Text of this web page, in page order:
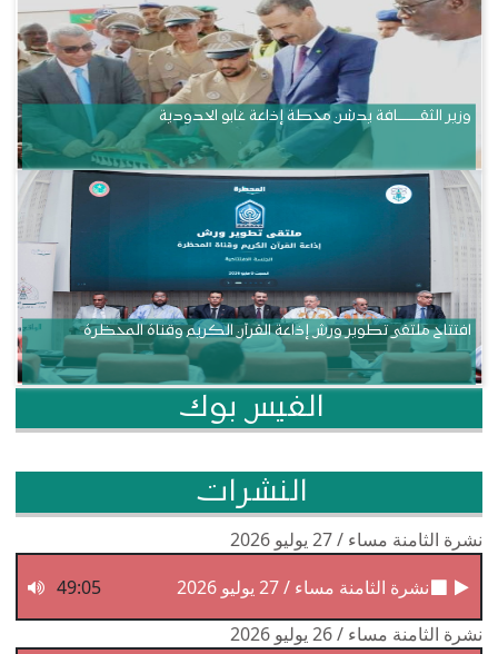
وزير الثقــــــــــافة يدشن محطة إذاعة غابو الحدودية
افتتاح ملتقى تطوير ورش إذاعة القرآن الكريم وقناة المحظرة
الفيس بوك
النشرات
نشرة الثامنة مساء / 27 يوليو 2026
نشرة الثامنة مساء / 27 يوليو 2026
49:05
نشرة الثامنة مساء / 26 يوليو 2026